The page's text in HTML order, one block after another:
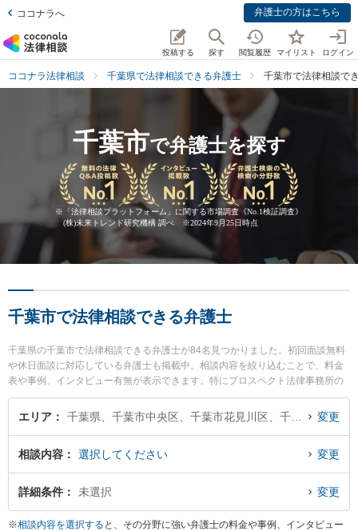
ココナラへ 弁護士の方はこちら
投稿する 探す 閲覧履歴 マイリスト ログイン
ココナラ法律相談 千葉県で法律相談できる弁護士 千葉市で法律相談で
千葉市で弁護士を探す
※ 「法律相談プラットフォーム」に関する市場調査《No.1検証調査》
(株)未来トレンド研究機構 調べ ※2024年9月25日時点
千葉市で法律相談できる弁護士
千葉県の千葉市で法律相談できる弁護士が84名見つかりました。初回面談無料
や休日面談に対応している弁護士も掲載中。相談内容を絞り込むことで、料金
表や事例、インタビュー有無が表示できます。特にプロスペクト法律事務所の
坂口 靖弁護士や竹中法律事務所の竹中 恵弁護士、星空法律事務所の堀井 孝弘
弁護士のプロフィール情報や弁護士費用、強みなどが注目されています。離婚
土日や夜間に発生した不倫慰謝料トラブルを今すぐに弁護士に相談したい』
『交通事故の過失割合や後遺障害のトラブル解決の実績豊富な近くの弁護士を
検索したい』『初回相談無料で自己破産や債務整理を法律相談できる千葉市内
エリア 変更
相談内容 選択してください 変更
詳細条件 未選択 変更
※相談内容を選択する と、その分野に強い弁護士の料金や事例、インタビュー